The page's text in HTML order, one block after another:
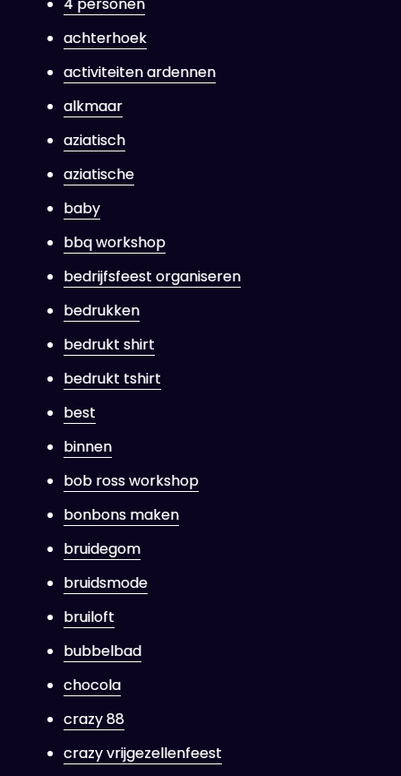
achterhoek
activiteiten ardennen
alkmaar
aziatisch
aziatische
baby
bbq workshop
bedrijfsfeest organiseren
bedrukken
bedrukt shirt
bedrukt tshirt
best
binnen
bob ross workshop
bonbons maken
bruidegom
bruidsmode
bruiloft
bubbelbad
chocola
crazy 88
crazy vrijgezellenfeest